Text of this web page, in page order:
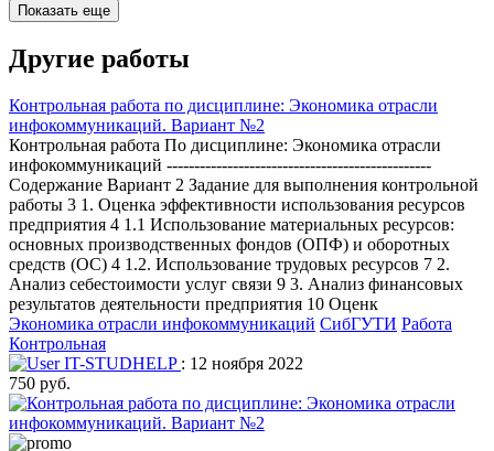
Показать еще
Другие работы
Контрольная работа по дисциплине: Экономика отрасли
инфокоммуникаций. Вариант №2
Контрольная работа По дисциплине: Экономика отрасли
инфокоммуникаций ------------------------------------------------
Содержание Вариант 2 Задание для выполнения контрольной
работы 3 1. Оценка эффективности использования ресурсов
предприятия 4 1.1 Использование материальных ресурсов:
основных производственных фондов (ОПФ) и оборотных
средств (ОС) 4 1.2. Использование трудовых ресурсов 7 2.
Анализ себестоимости услуг связи 9 3. Анализ финансовых
результатов деятельности предприятия 10 Оценк
Экономика отрасли инфокоммуникаций СибГУТИ Работа
Контрольная
IT-STUDHELP : 12 ноября 2022
750 руб.